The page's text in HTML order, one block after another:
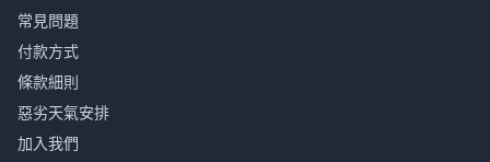
常見問題
付款方式
條款細則
惡劣天氣安排
加入我們